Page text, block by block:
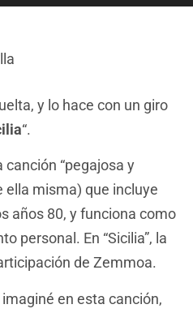
y lo hace con un giro
“.
canción “pegajosa y
ella misma) que incluye
años 80, y funciona como
personal. En “Sicilia”, la
de Zemmoa.
en esta canción,